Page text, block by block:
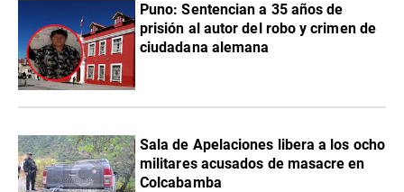
Puno: Sentencian a 35 años de
prisión al autor del robo y crimen de
ciudadana alemana
Sala de Apelaciones libera a los ocho
militares acusados de masacre en
Colcabamba